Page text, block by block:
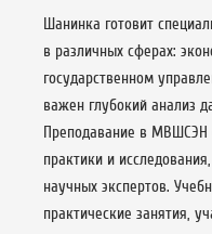
Шанинка готовит
в различных сферах:
государственном
важен глубокий анализ
Преподавание в МВШСЭН
практики и
научных экспертов.
практические занятия,